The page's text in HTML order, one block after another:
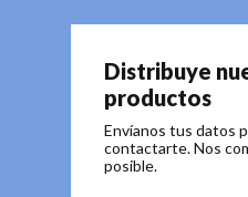
Distribuye
productos
Envíanos tus datos
contactarte. Nos
posible.